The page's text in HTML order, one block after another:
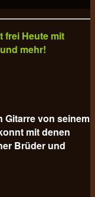
frei Heute mit
mehr!
Gitarre von seinem
mit denen
Brüder und